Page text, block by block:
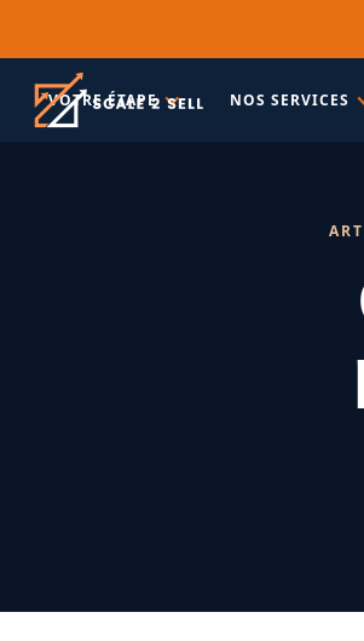
VOTRE ÉTAPE NOS SERVICES